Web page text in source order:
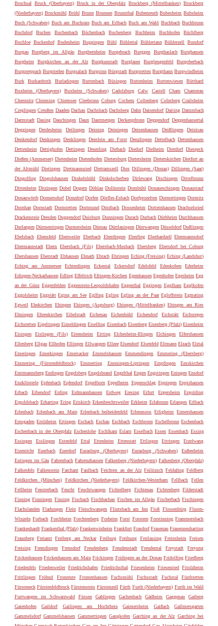
Bruchsal
Bruck (Oberbayern) Bruck in der Oberpfalz Bruckberg (Mittelfranken) Bruckberg
(Niederbayern) Bruckmühl Brühl Brunn Brunnen Brunnthal Bubenreuth Bubesheim Bubsheim
Buch (Schwaben) Buch am Buchrain Buch am Erlbach Buch am Wald Buchbach Buchbrunn
Buchdorf
Buchen Buchenbach Büchenbach Buchenberg Buchheim Buchhofen
Büchlberg
Buchloe Buckenhof Budenheim Buggingen Bühl Bühlertal Bühlertann Bühlerzell
Bundorf
Burgau
Burgberg im Allgäu Burgbernheim Burgebrach Burggen Burghaslach
Burghausen
Burgheim
Burgkirchen an der Alz Burgkunstadt Burglauer Burglengenfeld
Burgoberbach
Burgpreppach Burgrieden Burgsalach Burgsinn Bürgstadt Burgstetten Burgthann Burgwindheim
Burk
Burkardroth Burladingen Burtenbach Büsingen Buttenheim Buttenwiesen
Bütthard
Buxheim (Oberbayern)
Buxheim (Schwaben) Cadolzburg Calw Castell Cham
Chamerau
Chemnitz Chieming Chiemsee Cleebronn Coburg Cochem Collenberg Colmberg Crailsheim
Creglingen Creußen Daaden Dachau Dachsbach Dachsberg Dahn Daisendorf Daiting Dammbach
Darmstadt Dasing Dauchingen Daun Dautmergen Deckenpfronn Deggendorf Deggenhausertal
Deggingen
Deidesheim Deilingen Deining Deiningen Deisenhausen Deißlingen
Deizisau
Denkendorf Denkingen Denklingen Dentlein am Forst Denzlingen Dettelbach Dettenhausen
Dettenheim
Dettighofen Dettingen Deuerling Diebach Diedorf Dielheim Dierdorf Diespeck
Dießen (Ammersee) Dietenheim Dietenhofen Dietersburg Dietersheim Dieterskirchen Dietfurt an
der Altmühl Dietingen Dietmannsried Dietramszell Diez Dillingen (Donau) Dillingen (Saar)
Dingolfing
Dingolshausen Dinkelsbühl Dinkelscherben Dirlewang Dischingen
Dittelbrunn
Dittenheim Ditzingen Dobel Dogern Döhlau Dollnstein Dombühl Donaueschingen Donaustauf
Donauwörth Donnersdorf Donzdorf Dorfen Dörfles-Esbach Dorfprozelten Dormettingen Dormitz
Dornhan Dornstadt Dornstetten Dortmund Dörzbach Dossenheim Dotternhausen Drachselsried
Drackenstein Dresden Duggendorf Duisburg Dunningen Durach Durbach Dürbheim Durchhausen
Durlangen Dürmentingen Durmersheim Dürnau Dürrlauingen Dürrwangen Düsseldorf Dußlingen
Ebelsbach Ebensfeld Ebenweiler Eberbach Eberdingen Eberfing Eberhardzell Ebermannsdorf
Ebermannstadt Ebern Ebersbach (Fils) Ebersbach-Musbach Ebersberg Ebersdorf bei Coburg
Ebershausen Eberstadt Ebhausen Ebnath Ebrach Ebringen Eching (Freising) Eching (Landshut)
Eching am Ammersee
Echterdingen Eckental Eckersdorf Edelsfeld Edenkoben
Ederheim
Edingen-Neckarhausen Edling Effeltrich Efringen-Kirchen Egenhausen Egenhofen Egesheim Egg
an der Günz Eggenfelden Eggenstein-Leopoldshafen Eggenthal Eggingen Egglham Egglkofen
Eggolsheim Eggstätt Eging am See Eglfing Egling Egling an der Paar Egloffstein Egmating
Egweil Ehekirchen Ehingen Ehingen (Augsburg) Ehingen (Mittelfranken) Ehingen am Ries
Ehningen
Ehrenkirchen Eibelstadt Eichenau Eichenbühl Eichendorf Eichstätt
Eichstegen
Eichstetten Eigeltingen Eimeldingen Eiselfing Eisenbach Eisenberg Eisenberg (Pfalz) Eisenheim
Eisingen
Eislingen (Fils) Eitensheim Eitting Elchesheim-Illingen Elchingen
Elfershausen
Ellenberg Ellgau Ellhofen Ellingen Ellwangen Ellzee Elsendorf Elsenfeld Eltmann Elzach Elztal
Emeringen
Emerkingen Emersacker Emmelshausen Emmendingen
Emmering (Ebersberg)
Emmering (Fürstenfeldbruck)
Emmerting Emmingen-Liptingen Empfingen
Emskirchen
Emtmannsberg Endingen Engelsberg Engelsbrand Engelthal Engen Engstingen Eningen Ensdorf
Enzklösterle Epfenbach Epfendorf Eppelborn Eppelheim Eppenschlag Eppingen Eppishausen
Erbach
Erbendorf Erding Erdmannhausen Erdweg Eresing Erfurt Ergersheim
Ergolding
Ergoldsbach Erharting Ering Eriskirch Erkenbrechtsweiler Erkheim Erlabrunn Erlangen Erlbach
Erlenbach Erlenbach am Main Erlenbach beiheidenfeld Erlenmoos Erligheim
Ermershausen
Ernsgaden Erolzheim Ertingen Eschach Eschau Eschbach Eschbronn Eschelbronn Eschenbach
Eschenbach in der Oberpfalz Eschenlohe Eschlkam Eslarn Esselbach Essen Essenbach Essing
Essingen
Esslingen Estenfeld Ettal Ettenheim Ettenstatt Ettlingen Ettringen
Etzelwang
Etzenricht
Euerbach Euerdorf Eurasburg (Oberbayern) Eurasburg (Schwaben)
Eußenheim
Eutingen im Gäu Fahrenbach Fahrenzhausen Falkenberg (Niederbayern) Falkenberg (Oberpfalz)
Falkenfels Falkenstein Farchant Faulbach Feichten an der Alz Feilitzsch Feldafing Feldberg
Feldkirchen (München)
Feldkirchen (Niederbayern) Feldkirchen-Westerham Fellbach
Fellen
Fellheim
Fensterbach Feucht Feuchtwangen Fichtelberg Fichtenau Fichtenberg
Filderstadt
Finning Finningen Finsing Fischach Fischbachau Fischen im Allgäu Fischerbach Fischingen
Flachslanden Fladungen Flein Fleischwangen Flintsbach am Inn Floß Flossenbürg Fluorn-
Winzeln Forbach Forchheim Forchtenberg Forheim Forst Forstern Forstinning Frammersbach
Frankenhardt Frankenthal (Pfalz) Frankenwinheim Frankfurt Frasdorf Frauenau Frauenneuharting
Fraunberg Freiamt Freiberg am Neckar Freiburg Freihung Freilassing Freinsheim
Freisen
Freising
Fremdingen Frensdorf Freudenberg Freudenstadt Freudental Freystadt
Freyung
Frickenhausen Frickenhausen am Main Frickingen Fridingen an der Donau Fridolfing Friedberg
Friedenfels Friedenweiler Friedrichshafen Friedrichsthal Friesenheim Friesenried Friolzheim
Frittlingen
Fröhnd Fronreute Frontenhausen Fuchsmühl Fuchsstadt Fuchstal
Fünfstetten
Fürsteneck Fürstenfeldbruck Fürstenstein Fürstenzell Fürth Furth (Niederbayern) Furth im Wald
Furtwangen im Schwarzwald
Füssen Gablingen Gachenbach Gädheim Gaggenau
Gaiberg
Gaienhofen
Gaildorf Gailingen am Hochrhein Gaimersheim Gaißach
Gallmersgarten
Gammelsdorf Gammelshausen Gammertingen Gangkofen Garching an der Alz Garching bei